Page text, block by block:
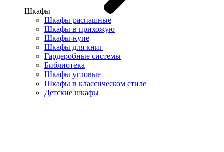
Шкафы
Шкафы распашные
Шкафы в прихожую
Шкафы-купе
Шкафы для книг
Гардеробные системы
Библиотека
Шкафы угловые
Шкафы в классическом стиле
Детские шкафы